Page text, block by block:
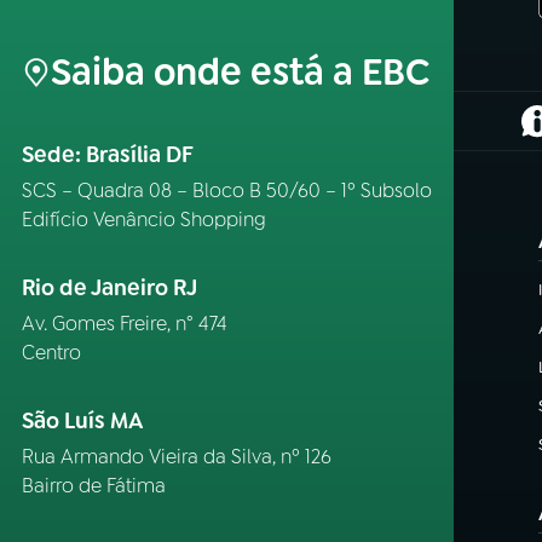
Saiba onde está a EBC
Sede: Brasília DF
SCS – Quadra 08 – Bloco B 50/60 – 1º Subsolo
Edifício Venâncio Shopping
Rio de Janeiro RJ
Av. Gomes Freire, n° 474
Centro
São Luís MA
Rua Armando Vieira da Silva, nº 126
Bairro de Fátima